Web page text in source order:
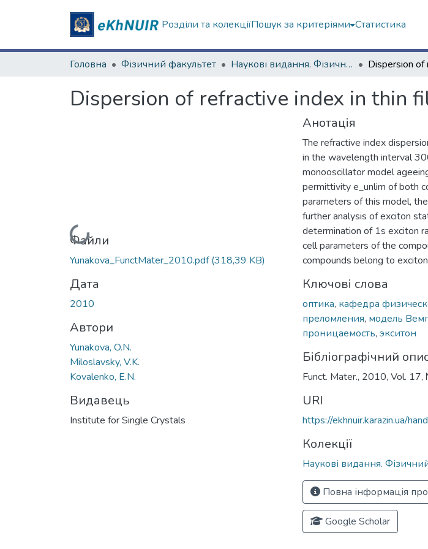
Розділи та колекціїПошук за критеріями Статистика
Головна Фізичний факультет Наукові видання. Фізичний факультет
Dispersion of refractive index in thin
Вантажиться...
Файли
Yunakova_FunctMater_2010.pdf(318,39 KB)
Дата
2010
Автори
Yunakova, O.N.
Miloslavsky, V.K.
Kovalenko, E.N.
Видавець
Institute for Single Crystals
Анотація
The refractive index
in the wavelength interval
monooscillator model
permittivity e_unlim of both
parameters of this model,
further analysis of exciton
determination of 1s exciton
cell parameters of the
compounds belong to
Ключові слова
оптика, кафедра
преломления, модель
проницаемость, экситон
Бібліографічний
Funct. Mater., 2010, Vol.
URI
https://ekhnuir.karazin.ua/
Колекції
Наукові видання.
Повна інформація
Google Scholar